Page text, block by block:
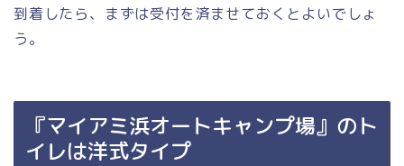
到着したら、まずは受付を済ませておくとよいでしょ
う。
『マイアミ浜オートキャンプ場』のト
イレは洋式タイプ